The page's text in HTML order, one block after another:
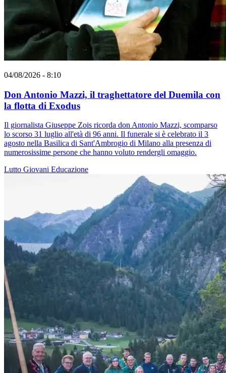
04/08/2026 - 8:10
Don Antonio Mazzi, il traghettatore del Duemila con
la flotta di Exodus
Il giornalista Giuseppe Zois ricorda don Antonio Mazzi, scomparso
lo scorso 31 luglio all'età di 96 anni. Il funerale si è celebrato il 3
agosto nella Basilica di Sant'Ambrogio di Milano alla presenza di
numerosissime persone che hanno voluto rendergli omaggio.
Lutto Giovani Educazione